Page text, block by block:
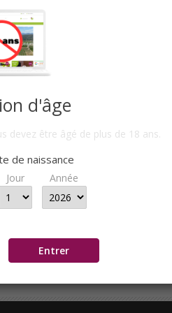
CUVÉE "MINO ROUGE" 2020 -...
A PARTIR DE
d'âge
devez être âgé de plus de 18 ans.
de naissance
Jour Année
Entrer